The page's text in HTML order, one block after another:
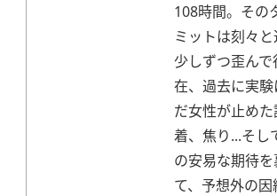
108時間。その
ミットは刻々と
少しずつ歪んで
在、過去に実験
だ女性が止め
着、焦り...そし
の安易な期待を
て、予想外の